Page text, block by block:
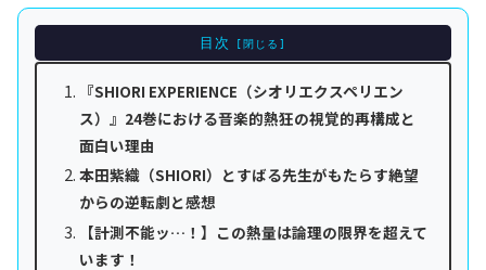
目次
『SHIORI EXPERIENCE（シオリエクスペリエン
ス）』24巻における音楽的熱狂の視覚的再構成と
面白い理由
本田紫織（SHIORI）とすばる先生がもたらす絶望
からの逆転劇と感想
【計測不能ッ…！】この熱量は論理の限界を超えて
います！